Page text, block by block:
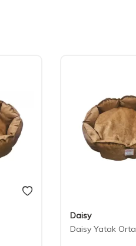
Daisy
Daisy Yatak Orta